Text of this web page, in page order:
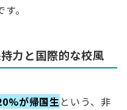
。
力と国際的な校風
が帰国生という、非